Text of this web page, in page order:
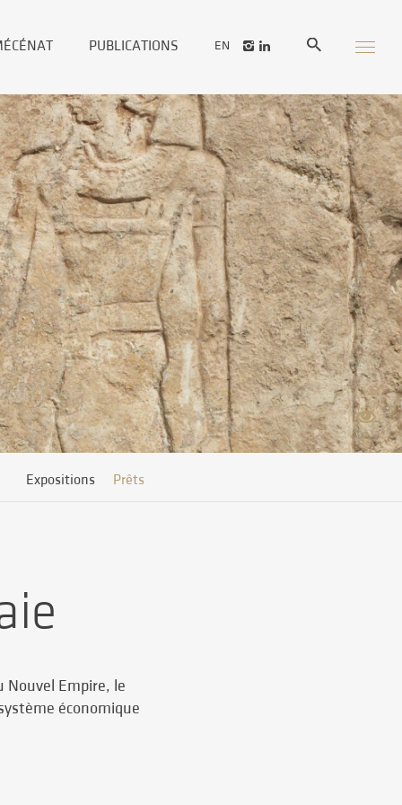
PUBLICATIONS EN
Expositions Prêts
Nouvel Empire, le
économique